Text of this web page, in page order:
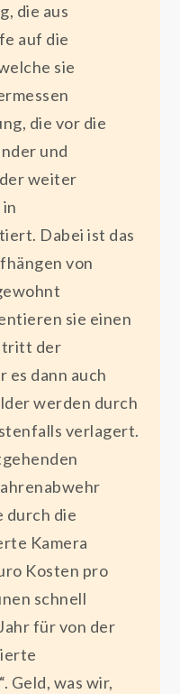
die aus
auf die
sie
die vor die
und
weiter
Dabei ist das
von
sie einen
der
es dann auch
werden durch
verlagert.
durch die
Kamera
Kosten pro
schnell
für von der
Geld, was wir,